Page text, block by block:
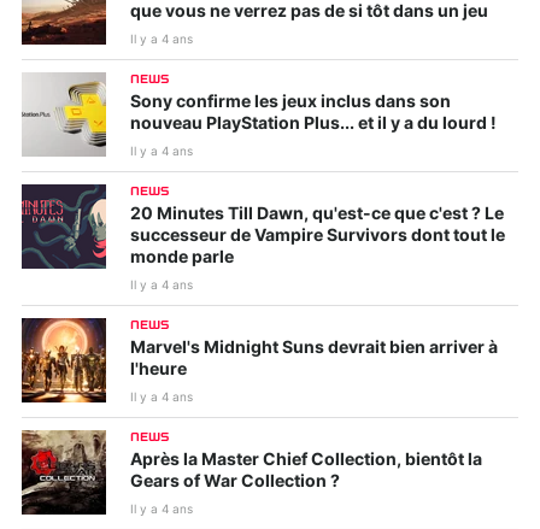
que vous ne verrez pas de si tôt dans un jeu
Il y a 4 ans
NEWS
Sony confirme les jeux inclus dans son
nouveau PlayStation Plus... et il y a du lourd !
Il y a 4 ans
NEWS
20 Minutes Till Dawn, qu'est-ce que c'est ? Le
successeur de Vampire Survivors dont tout le
monde parle
Il y a 4 ans
NEWS
Marvel's Midnight Suns devrait bien arriver à
l'heure
Il y a 4 ans
NEWS
Après la Master Chief Collection, bientôt la
Gears of War Collection ?
Il y a 4 ans